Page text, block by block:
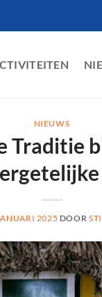
NIEUWS
Traditie
2025 DOOR